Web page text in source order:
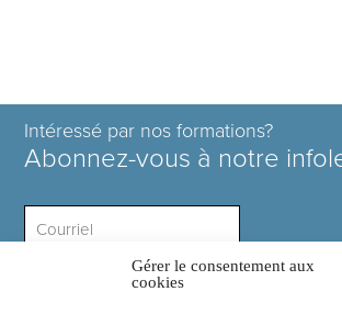
Gérer le consentement aux
cookies
Intéressé par nos formations?
Abonnez-vous à notre